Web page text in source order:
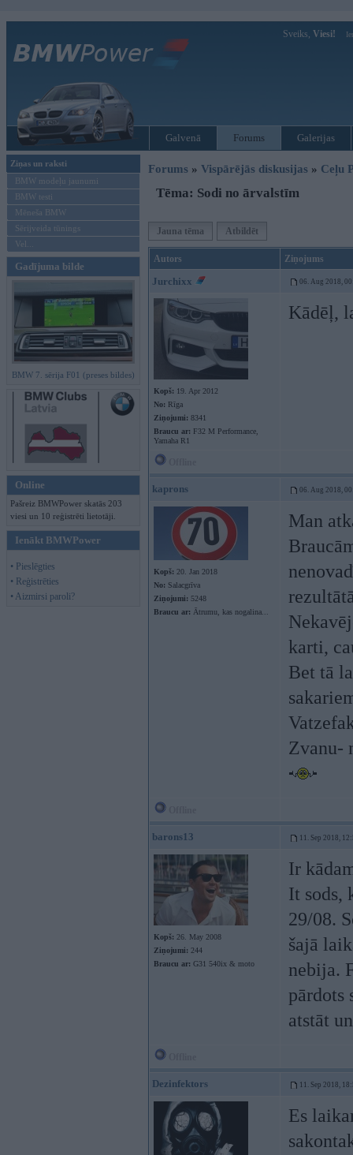
Sveiks, Viesi!
Galvenā Forums Galerijas
Ziņas un raksti
BMW modeļu jaunumi
BMW testi
Mēneša BMW
Sērijveida tūnings
Vel...
Gadījuma bilde
BMW 7. sērija F01 (preses bildes)
Online
Pašreiz BMWPower skatās 203
viesi un 10 reģistrēti lietotāji.
Ienākt BMWPower
• Pieslēgties
• Reģistrēties
• Aizmirsi paroli?
Forums » Vispārējās diskusijas » Ceļu
Tēma: Sodi no ārvalstīm
Jauna tēma Atbildēt
Autors Ziņojums
Jurchixx 06. Aug 2018,
Kopš: 19. Apr 2012
No: Rīga
Ziņojumi: 8341
Braucu ar: F32 M Performance,
Yamaha R1
Kādēļ,
kaprons 06. Aug 2018,
Kopš: 20. Jan 2018
No: Salacgrīva
Ziņojumi: 5248
Braucu ar: Ātrumu, kas nogalina...
Man
karti,
Bet tā
Zvanu-
barons13 11. Sep 2018,
Kopš: 26. May 2008
Ziņojumi: 244
Braucu ar: G31 540ix & moto
Ir
It sods,
29/08.
šajā
nebija.
pārdots
atstāt
Dezinfektors 11. Sep 2018,
Es